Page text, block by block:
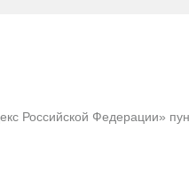
Российской Федерации»